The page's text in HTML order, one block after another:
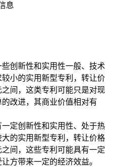
息
些创新性和实用性一般、技术
小的实用新型专利，转让价
间，这类专利可能只是对现
改进，其商业价值相对有
一定创新性和实用性、处于热
的实用新型专利，转让价格
间，这些专利可能具有一定
方带来一定的经济效益。